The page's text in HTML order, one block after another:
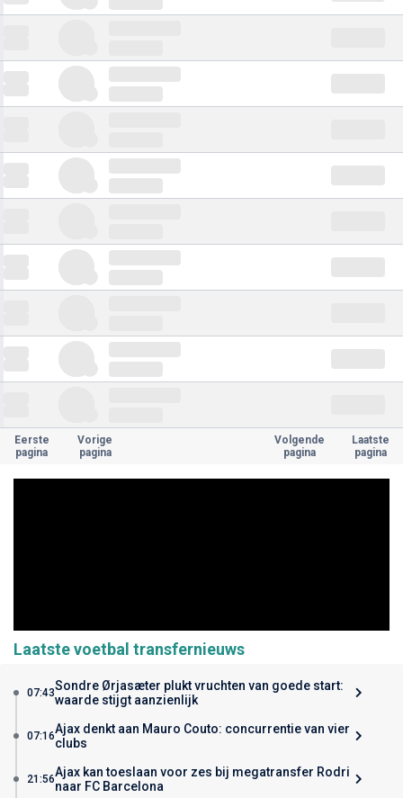
Eerste
pagina
Vorige
pagina
Volgende
pagina
Laatste
pagina
Laatste voetbal transfernieuws
07:43Sondre Ørjasæter plukt vruchten van goede start:
waarde stijgt aanzienlijk
07:16Ajax denkt aan Mauro Couto: concurrentie van vier
clubs
21:56Ajax kan toeslaan voor zes bij megatransfer Rodri
naar FC Barcelona